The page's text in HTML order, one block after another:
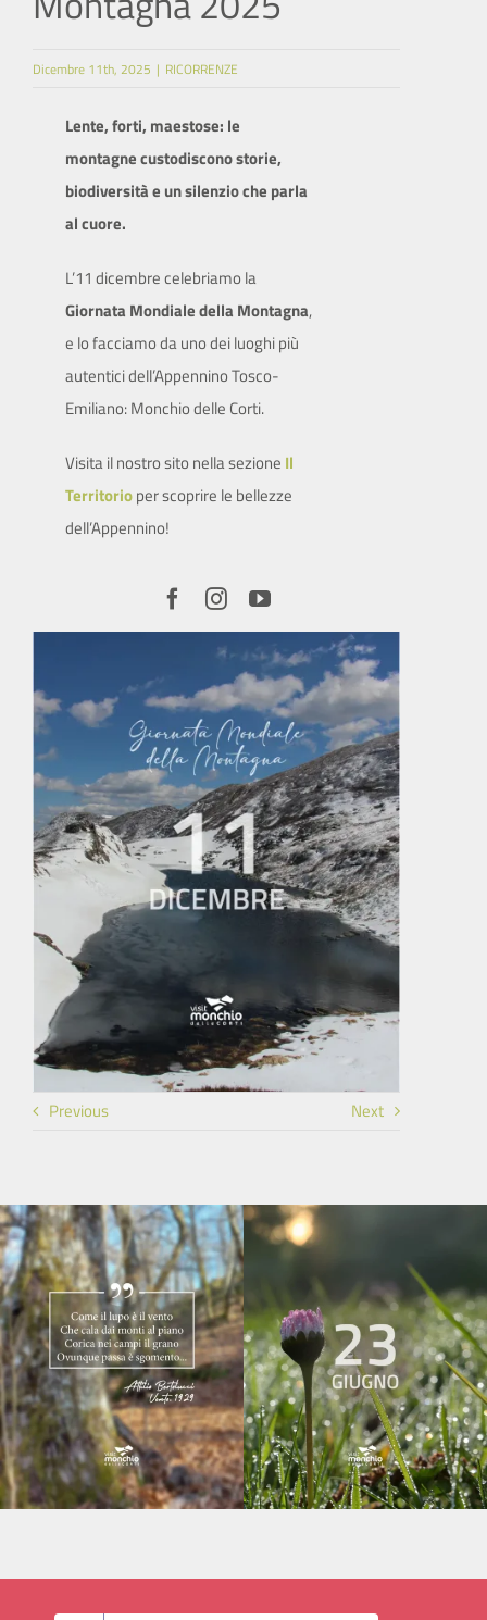
Dicembre 11th, 2025 | RICORRENZE
Lente, forti, maestose: le
montagne custodiscono storie,
biodiversità e un silenzio che parla
al cuore.
L’11 dicembre celebriamo la
Giornata Mondiale della Montagna,
e lo facciamo da uno dei luoghi più
autentici dell’Appennino Tosco-
Emiliano: Monchio delle Corti.
Visita il nostro sito nella sezione Il
Territorioper scoprire le bellezze
dell’Appennino!
Previous Next